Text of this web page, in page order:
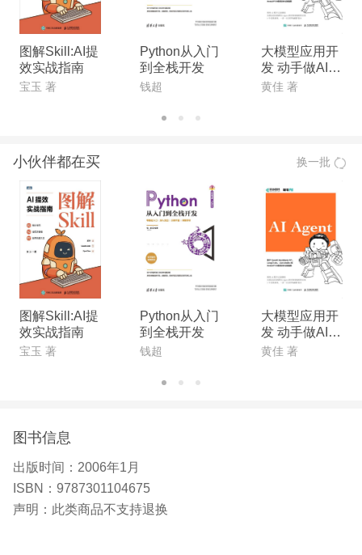
图解Skill:AI提
效实战指南
宝玉 著
Python从入门
到全栈开发
钱超
大模型应用开
发 动手做AI A
gent
黄佳 著
小伙伴都在买 换一批
图解Skill:AI提
效实战指南
宝玉 著
Python从入门
到全栈开发
钱超
大模型应用开
发 动手做AI A
gent
黄佳 著
图书信息
出版时间： 2006年1月
ISBN： 9787301104675
声明： 此类商品不支持退换